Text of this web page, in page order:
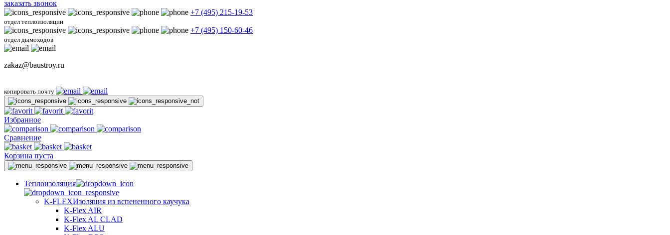
заказать звонок
+7 (495) 215-19-53
отдел теплоизоляции
+7 (495) 150-60-46
отдел дымоходов
zakaz@baustroy.ru
копировать почту
Избранное
Сравнение
Корзина пуста
Теплоизоляция
K-FLEXИзоляция из вспененного каучука
K-Flex AIR
K-Flex AL CLAD
K-Flex ALU